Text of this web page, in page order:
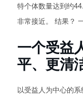
特个体数量达到约
非常接近。 结果？
一个受益
平、更清
以受益人为中心的